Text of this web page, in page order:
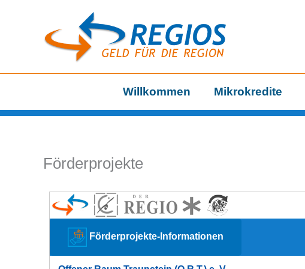
Willkommen Mikrokredite
Förderprojekte
Förderprojekte-Informationen